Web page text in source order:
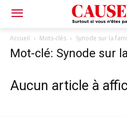
Accueil Mots-clés Synode sur la
Mot-clé: Synode sur
Aucun article à